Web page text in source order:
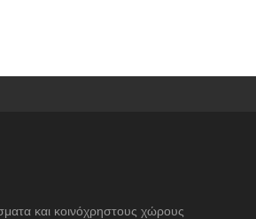
και κοινόχρηστους χώρους